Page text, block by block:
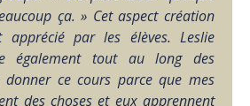
ça. » Cet aspect création
apprécié par les élèves. Leslie
également tout au long des
donner ce cours parce que mes
des choses et eux apprennent